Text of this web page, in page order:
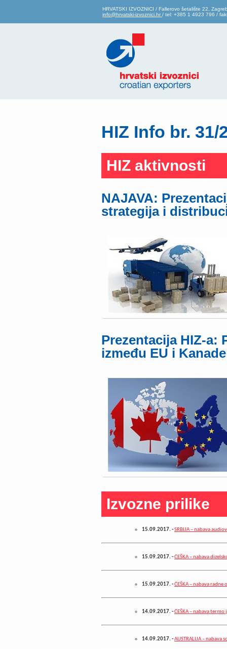
HRVATSKI IZVOZNICI / Fallerovo šetalište 22,
info@hrvatski-izvoznici.hr / tel: +385 1 4923 796 /
HIZ Info br. 31/
HIZ aktivnosti
NAJAVA:
strategija i
Prezentacija HIZ-a:
između EU i Kanade
Izvozne prilike
15.09.2017.-SRBIJA – nabava
15.09.2017.-ČEŠKA – nabava
15.09.2017.-ČEŠKA – nabava radne
14.09.2017.-ČEŠKA – nabava termo
14.09.2017.-AUSTRALIJA – nabava